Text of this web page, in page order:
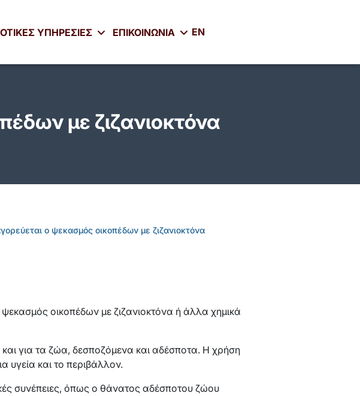
ΥΠΗΡΕΣΙΕΣ ΕΠΙΚΟΙΝΩΝΙΑ EN
με ζιζανιοκτόνα
ο ψεκασμός οικοπέδων με ζιζανιοκτόνα
οικοπέδων με ζιζανιοκτόνα ή άλλα χημικά
και για τα ζώα, δεσποζόμενα και αδέσποτα. Η χρήση
υγεία και το περιβάλλον.
συνέπειες, όπως ο θάνατος αδέσποτου ζώου